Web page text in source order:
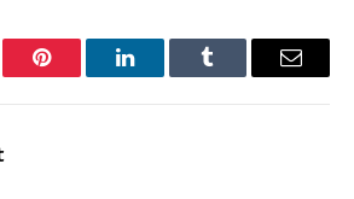
Pinterest LinkedInTumblr Email